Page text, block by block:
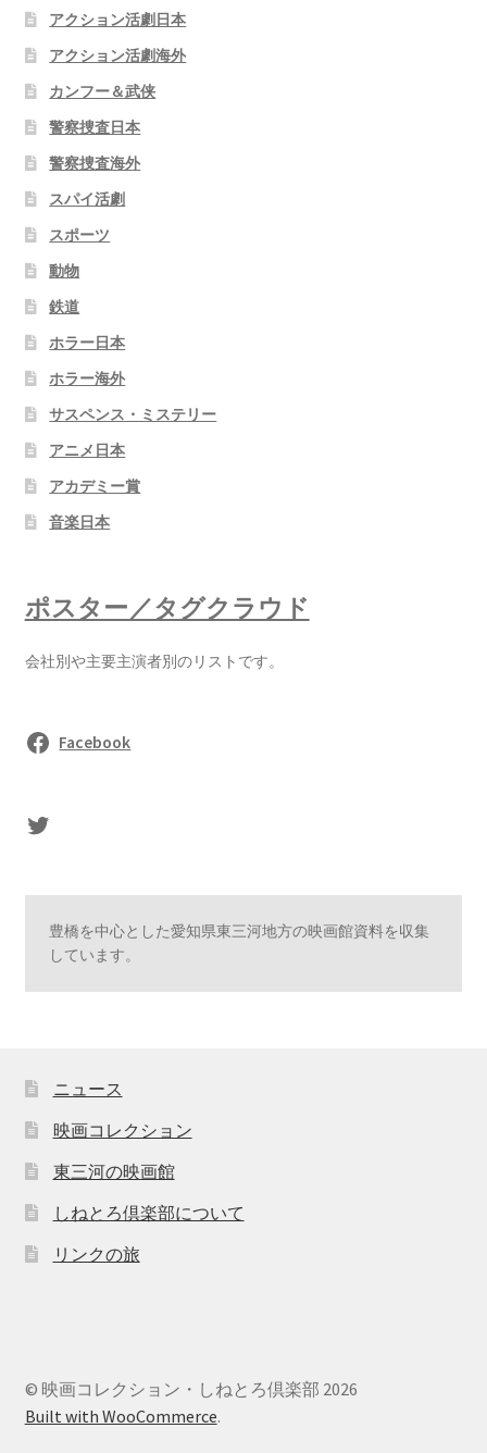
アクション活劇日本
アクション活劇海外
カンフー＆武侠
警察捜査日本
警察捜査海外
スパイ活劇
スポーツ
動物
鉄道
ホラー日本
ホラー海外
サスペンス・ミステリー
アニメ日本
アカデミー賞
音楽日本
ポスター／タグクラウド
会社別や主要主演者別のリストです。
Facebook
sasaki's Twitter
豊橋を中心とした愛知県東三河地方の映画館資料を収集
しています。
ニュース
映画コレクション
東三河の映画館
しねとろ倶楽部について
リンクの旅
© 映画コレクション・しねとろ倶楽部 2026
Built with WooCommerce.